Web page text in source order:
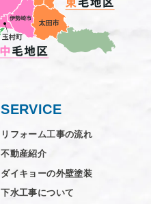
SERVICE
リフォーム工事の流れ
不動産紹介
ダイキョーの外壁塗装
下水工事について